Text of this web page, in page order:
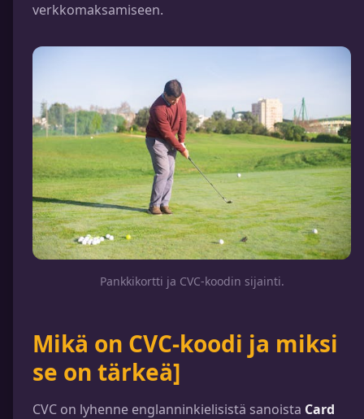
verkkomaksamiseen.
Pankkikortti ja CVC-koodin sijainti.
Mikä on CVC-koodi ja miksi
se on tärkeä]
CVC on lyhenne englanninkielisistä sanoista Card